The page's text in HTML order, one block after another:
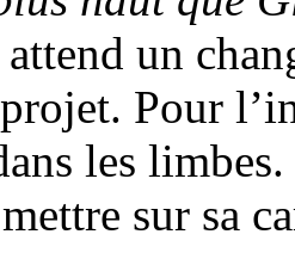
un
Pour
les
sur sa